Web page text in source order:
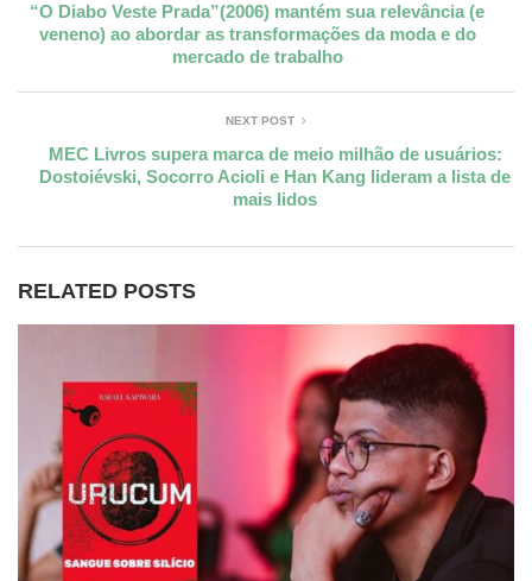
“O Diabo Veste Prada”(2006) mantém sua relevância (e
veneno) ao abordar as transformações da moda e do
mercado de trabalho
NEXT POST
MEC Livros supera marca de meio milhão de usuários:
Dostoiévski, Socorro Acioli e Han Kang lideram a lista de
mais lidos
RELATED POSTS